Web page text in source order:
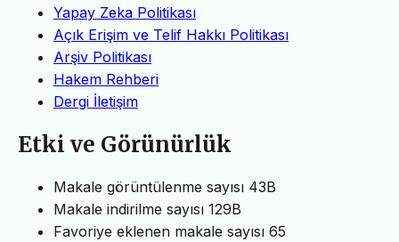
Yapay Zeka Politikası
Açık Erişim ve Telif Hakkı Politikası
Arşiv Politikası
Hakem Rehberi
Dergi İletişim
Etki ve Görünürlük
Makale görüntülenme sayısı 43B
Makale indirilme sayısı 129B
Favoriye eklenen makale sayısı 65